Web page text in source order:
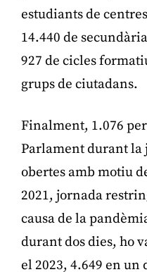
estudiants de
14.440 de
927 de cicles
grups de ciutadans.
Finalment, 1.076
Parlament durant la
obertes amb motiu
2021, jornada
causa de la
durant dos dies, ho
el 2023, 4.649 en un